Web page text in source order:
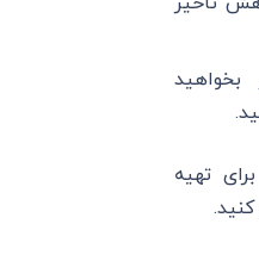
تهیه